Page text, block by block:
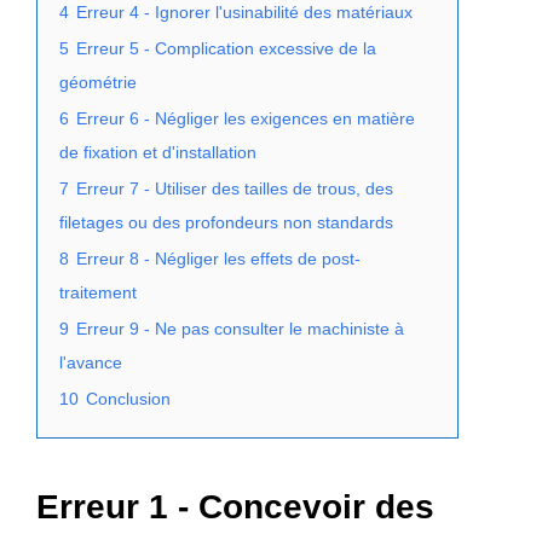
4 Erreur 4 - Ignorer l'usinabilité des matériaux
5 Erreur 5 - Complication excessive de la
géométrie
6 Erreur 6 - Négliger les exigences en matière
de fixation et d'installation
7 Erreur 7 - Utiliser des tailles de trous, des
filetages ou des profondeurs non standards
8 Erreur 8 - Négliger les effets de post-
traitement
9 Erreur 9 - Ne pas consulter le machiniste à
l'avance
10 Conclusion
Erreur 1 - Concevoir des